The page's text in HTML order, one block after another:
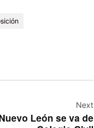
Next
León se va de